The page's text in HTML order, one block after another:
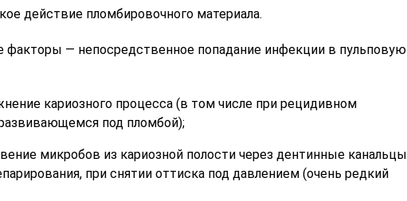
действие пломбировочного материала.
факторы — непосредственное попадание инфекции в пульповую
кариозного процесса (в том числе при рецидивном
под пломбой);
микробов из кариозной полости через дентинные канальцы
при снятии оттиска под давлением (очень редкий